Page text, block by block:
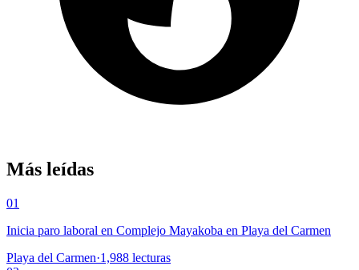
Más leídas
01
Inicia paro laboral en Complejo Mayakoba en Playa del Carmen
Playa del Carmen·1,988 lecturas